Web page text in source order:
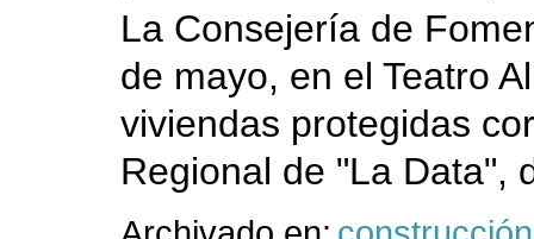
La Consejería de
de mayo, en el Teatro
viviendas protegidas
Regional de "La Data",